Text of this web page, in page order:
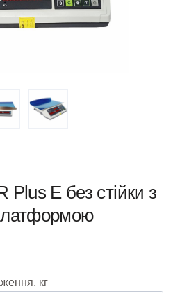
Plus E без стійки з
кг